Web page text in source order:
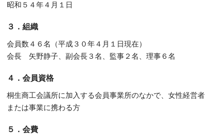
昭和５４年４月１日
３．組織
会員数４６名（平成３０年４月１日現在）
会長 矢野静子、副会長３名、監事２名、理事６名
４．会員資格
桐生商工会議所に加入する会員事業所のなかで、女性経営者
または事業に携わる方
５．会費